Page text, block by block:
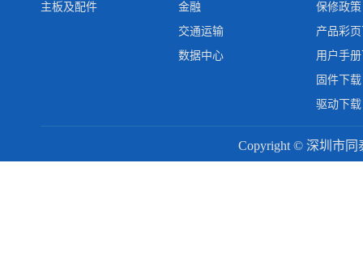
主板及配件
金融
交通运输
数据中心
保修政策
产品彩
用户手
固件下载
驱动下载
Copyright © 深圳市同